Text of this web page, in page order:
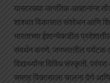
यासारख्या जागतिक आव्हानांना
शाश्वत विकासात संशोधन आणि
भारताच्या ईशान्येकडील
संवर्धन करणे, जगभरातील पर्यटक
विद्यार्थ्यांना विविध संस्कृती,
समग्र विकासाला चालना देणे